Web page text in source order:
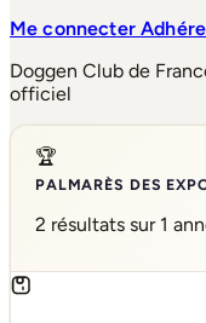
Me connecter
Doggen Club de
officiel
🏆
PALMARÈS DES
2 résultats sur 1